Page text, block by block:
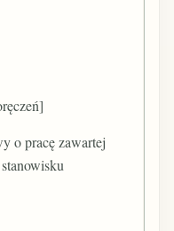
o pracę zawartej